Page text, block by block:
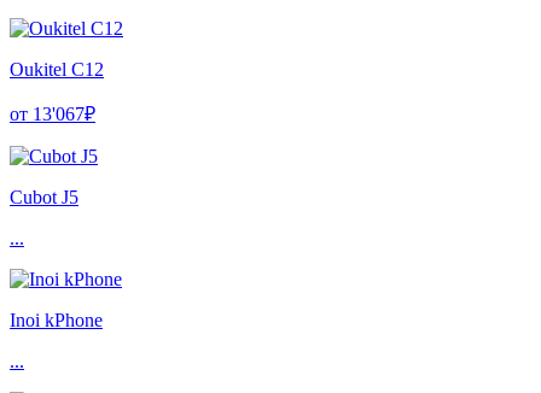
Oukitel C12
от 13'067₽
Cubot J5
...
Inoi kPhone
...